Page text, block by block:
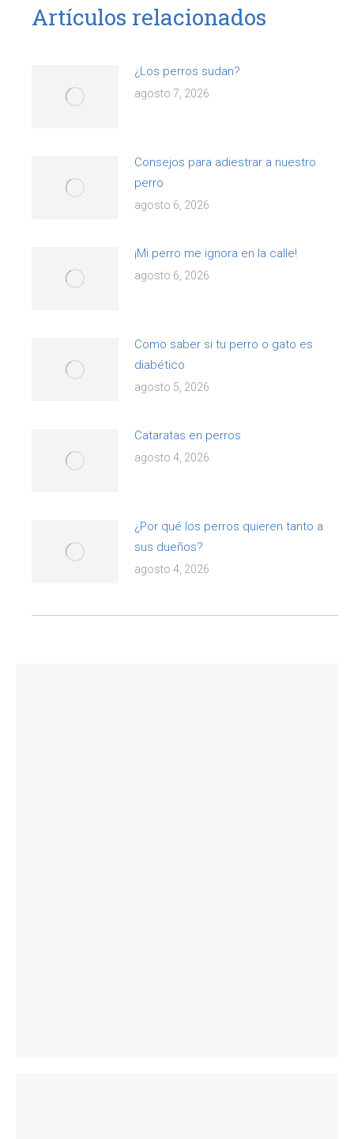
Artículos relacionados
¿Los perros sudan?
agosto 7, 2026
Consejos para adiestrar a nuestro
perro
agosto 6, 2026
¡Mi perro me ignora en la calle!
agosto 6, 2026
Como saber si tu perro o gato es
diabético
agosto 5, 2026
Cataratas en perros
agosto 4, 2026
¿Por qué los perros quieren tanto a
sus dueños?
agosto 4, 2026